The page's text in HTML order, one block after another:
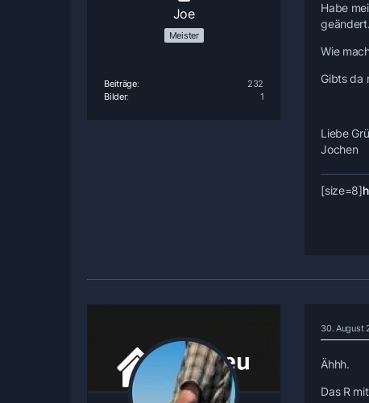
Joe
Meister
Beiträge
232
Bilder
1
Habe
Wie
Gibts da
Liebe
Jochen
[size=8]
30. August
Ähhh.
Das R